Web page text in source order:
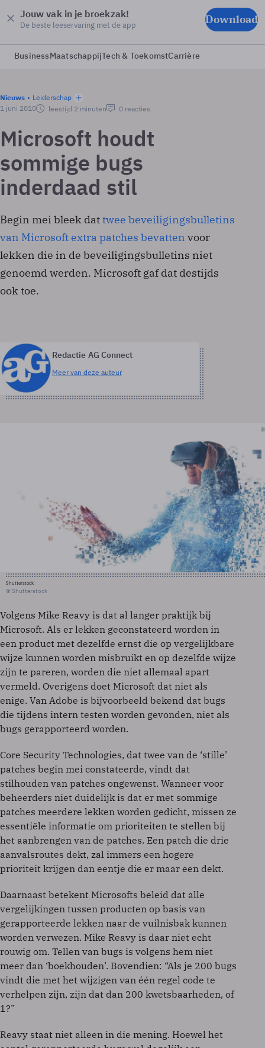
Jouw vak in je broekzak!
De beste leeservaring met de app Download
BusinessMaatschappijTech & ToekomstCarrière
Nieuws
Leiderschap
1 juni 2010
leestijd 2 minuten 0 reacties
Microsoft houdt
sommige bugs
inderdaad stil
Begin mei bleek dattwee beveiligingsbulletins
van Microsoft extra patches bevatten voor
lekken die in de beveiligingsbulletins niet
genoemd werden. Microsoft gaf dat destijds
ook toe.
Redactie AG Connect
Meer van deze auteur
Shutterstock
© Shutterstock
Volgens Mike Reavy is dat al langer praktijk bij
Microsoft. Als er lekken geconstateerd worden in
een product met dezelfde ernst die op vergelijkbare
wijze kunnen worden misbruikt en op dezelfde wijze
zijn te pareren, worden die niet allemaal apart
vermeld. Overigens doet Microsoft dat niet als
enige. Van Adobe is bijvoorbeeld bekend dat bugs
die tijdens intern testen worden gevonden, niet als
bugs gerapporteerd worden.
Core Security Technologies, dat twee van de ‘stille’
patches begin mei constateerde, vindt dat
stilhouden van patches ongewenst. Wanneer voor
beheerders niet duidelijk is dat er met sommige
patches meerdere lekken worden gedicht, missen ze
essentiële informatie om prioriteiten te stellen bij
het aanbrengen van de patches. Een patch die drie
aanvalsroutes dekt, zal immers een hogere
prioriteit krijgen dan eentje die er maar een dekt.
Daarnaast betekent Microsofts beleid dat alle
vergelijkingen tussen producten op basis van
gerapporteerde lekken naar de vuilnisbak kunnen
worden verwezen. Mike Reavy is daar niet echt
rouwig om. Tellen van bugs is volgens hem niet
meer dan ‘boekhouden’. Bovendien: “Als je 200 bugs
vindt die met het wijzigen van één regel code te
verhelpen zijn, zijn dat dan 200 kwetsbaarheden, of
1?”
Reavy staat niet alleen in die mening. Hoewel het